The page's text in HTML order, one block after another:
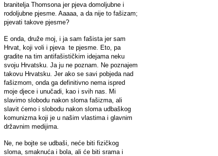
branitelja Thomsona jer pjeva domoljubne i
rodoljubne pjesme. Aaaaa, a da nije to fašizam;
pjevati takove pjesme?
E onda, druže moj, i ja sam fašista jer sam
Hrvat, koji voli i pjeva te pjesme. Eto, pa
gradite na tim antifašističkim idejama neku
svoju Hrvatsku. Ja ju ne poznam. Ne poznajem
takovu Hrvatsku. Jer ako se savi pobjeda nad
fašizmom, onda ga definitivno nema ispred
moje djece i unučadi, kao i svih nas. Mi
slavimo slobodu nakon sloma fašizma, ali
slavit ćemo i slobodu nakon sloma udbaškog
komunizma koji je u našim vlastima i glavnim
državnim medijima.
Ne, ne bojte se udbaši, neće biti fizičkog
sloma, smaknuća i bola, ali će biti srama i